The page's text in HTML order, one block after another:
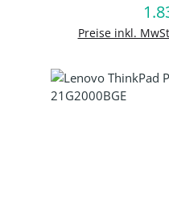
Preise inkl.
In